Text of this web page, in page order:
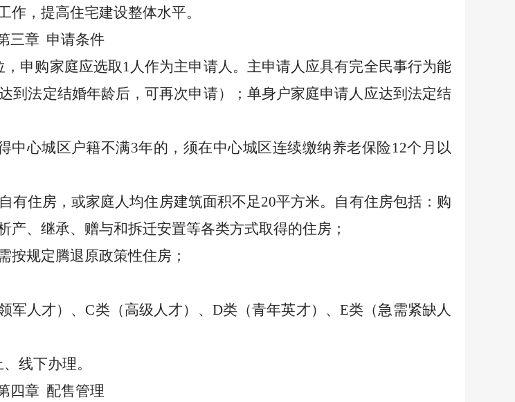
，提高住宅建设整体水平。
三章 申请条件
申购家庭应选取 1人作为主申请人。主申请人应具有完全民事行为能
到法定结婚年龄后，可再次申请）；单身户家庭申请人应达到法定结
中心城区户籍不满3年的，须在中心城区连续缴纳养老保险12个月以
有住房，或家庭人均住房建筑面积不足20平方米。自有住房包括：购
、继承、赠与和拆迁安置等各类方式取得的住房；
按规定腾退原政策性住房；
军人才）、C类（高级人才）、 D类（青年英才）、E类（急需紧缺人
线下办理。
四章 配售管理